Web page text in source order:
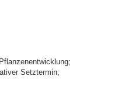
Setztermin;